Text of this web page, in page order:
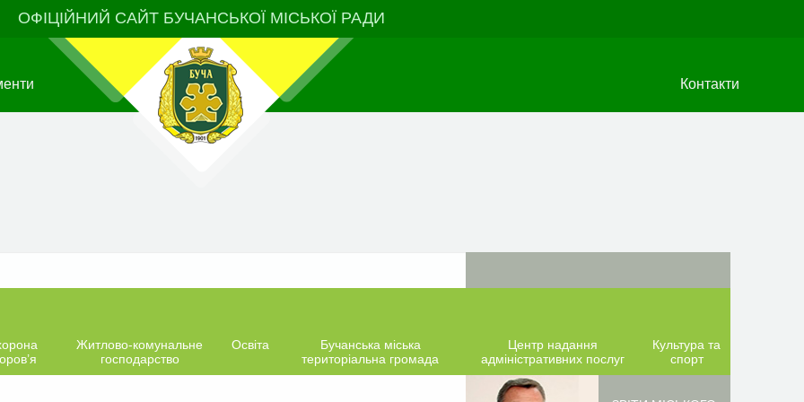
ОФІЦІЙНИЙ САЙТ БУЧАНСЬКОЇ МІСЬКОЇ РАДИ
Контакти
Житлово-комунальне
господарство
Освіта
Бучанська міська
територіальна громада
Центр надання
адміністративних послуг
Культура та
спорт